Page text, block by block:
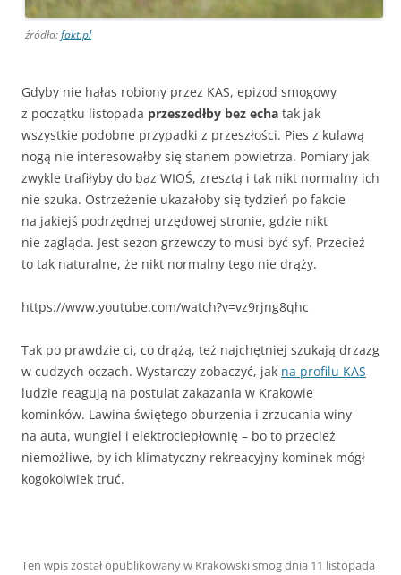
źródło:fakt.pl
Gdyby nie hałas robiony przez KAS, epizod smogowy
z początku listopada przeszedłby bez echa tak jak
wszystkie podobne przypadki z przeszłości. Pies z kulawą
nogą nie interesowałby się stanem powietrza. Pomiary jak
zwykle trafiłyby do baz WIOŚ, zresztą i tak nikt normalny ich
nie szuka. Ostrzeżenie ukazałoby się tydzień po fakcie
na jakiejś podrzędnej urzędowej stronie, gdzie nikt
nie zagląda. Jest sezon grzewczy to musi być syf. Przecież
to tak naturalne, że nikt normalny tego nie drąży.
https://www.youtube.com/watch?v=vz9rjng8qhc
Tak po prawdzie ci, co drążą, też najchętniej szukają drzazg
w cudzych oczach. Wystarczy zobaczyć, jak na profilu KAS
ludzie reagują na postulat zakazania w Krakowie
kominków. Lawina świętego oburzenia i zrzucania winy
na auta, wungiel i elektrociepłownię – bo to przecież
niemożliwe, by ich klimatyczny rekreacyjny kominek mógł
kogokolwiek truć.
Ten wpis został opublikowany w Krakowski smogdnia 11 listopada